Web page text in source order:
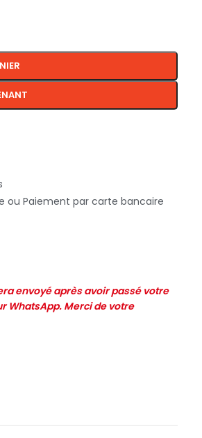
ou Paiement par carte bancaire
envoyé après avoir passé votre
WhatsApp. Merci de votre